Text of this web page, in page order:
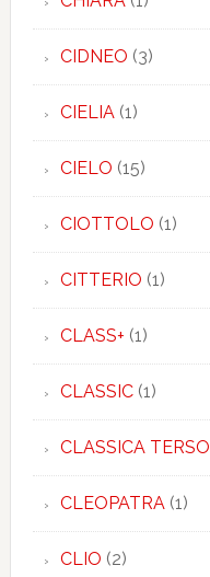
CIDNEO (3)
CIELIA(1)
CIELO (15)
CIOTTOLO (1)
CITTERIO (1)
CLASS+ (1)
CLASSIC(1)
CLASSICA TERSO
CLEOPATRA(1)
CLIO (2)